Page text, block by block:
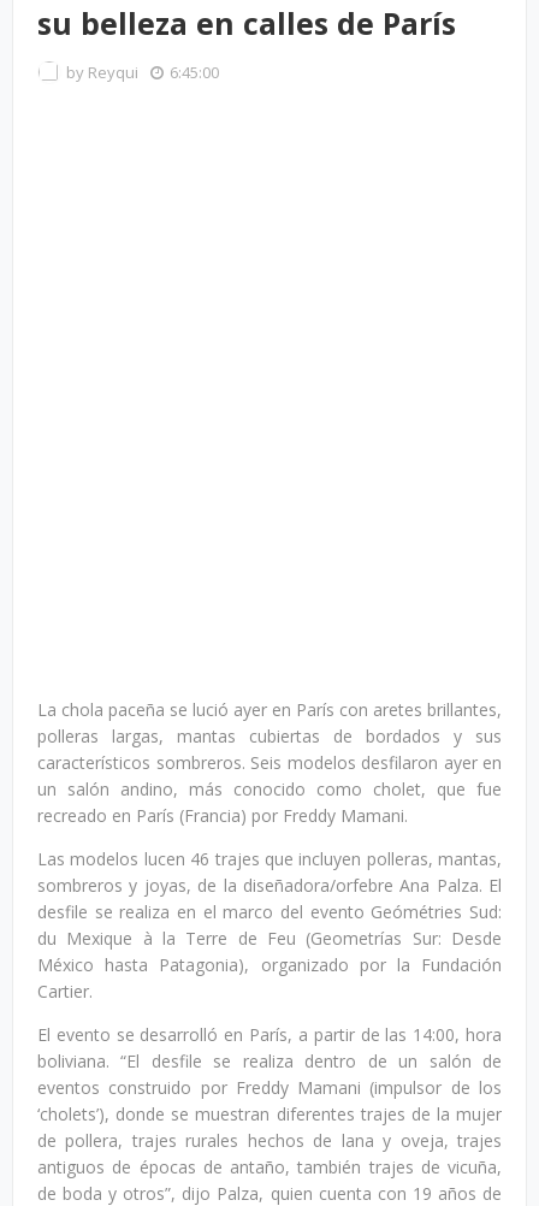
su belleza en calles de París
by Reyqui 6:45:00
La chola paceña se lució ayer en París con aretes brillantes,
polleras largas, mantas cubiertas de bordados y sus
característicos sombreros. Seis modelos desfilaron ayer en
un salón andino, más conocido como cholet, que fue
recreado en París (Francia) por Freddy Mamani.
Las modelos lucen 46 trajes que incluyen polleras, mantas,
sombreros y joyas, de la diseñadora/orfebre Ana Palza. El
desfile se realiza en el marco del evento Geómétries Sud:
du Mexique à la Terre de Feu (Geometrías Sur: Desde
México hasta Patagonia), organizado por la Fundación
Cartier.
El evento se desarrolló en París, a partir de las 14:00, hora
boliviana. “El desfile se realiza dentro de un salón de
eventos construido por Freddy Mamani (impulsor de los
‘cholets’), donde se muestran diferentes trajes de la mujer
de pollera, trajes rurales hechos de lana y oveja, trajes
antiguos de épocas de antaño, también trajes de vicuña,
de boda y otros”, dijo Palza, quien cuenta con 19 años de